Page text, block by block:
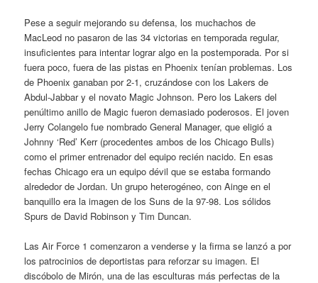
Pese a seguir mejorando su defensa, los muchachos de
MacLeod no pasaron de las 34 victorias en temporada regular,
insuficientes para intentar lograr algo en la postemporada. Por si
fuera poco, fuera de las pistas en Phoenix tenían problemas. Los
de Phoenix ganaban por 2-1, cruzándose con los Lakers de
Abdul-Jabbar y el novato Magic Johnson. Pero los Lakers del
penúltimo anillo de Magic fueron demasiado poderosos. El joven
Jerry Colangelo fue nombrado General Manager, que eligió a
Johnny ‘Red’ Kerr (procedentes ambos de los Chicago Bulls)
como el primer entrenador del equipo recién nacido. En esas
fechas Chicago era un equipo dévil que se estaba formando
alrededor de Jordan. Un grupo heterogéneo, con Ainge en el
banquillo era la imagen de los Suns de la 97-98. Los sólidos
Spurs de David Robinson y Tim Duncan.
Las Air Force 1 comenzaron a venderse y la firma se lanzó a por
los patrocinios de deportistas para reforzar su imagen. El
discóbolo de Mirón, una de las esculturas más perfectas de la